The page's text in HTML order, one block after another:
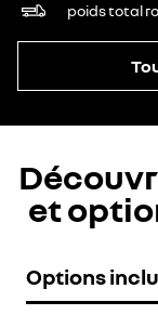
poids total
et
Options